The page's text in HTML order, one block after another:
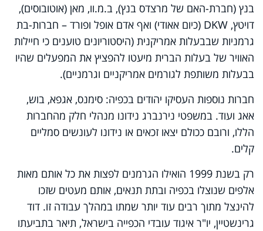
בנץ (חברת-האם של מרצדס בנץ), ב.מ.וו, מאן (אוטובוסים),
דויטץ, DKW (כיום אאודי) ואף אדם אופל ופורד – חברות-בת
גרמניות שבבעלות אמריקנית (היסטוריונים טוענים כי חיילות
האוויר של בעלות הברית מיעטו להפציץ את המפעלים שהיו
בבעלות משותפת לגורמים אמריקניים וגרמניים).
חברות נוספות העסיקו יהודים בכפיה: סימנס, אגפא, בוש,
אאג ועוד. במשפטי נירנברג נידונו מנהלי חלק מהחברות
הללו, ורובם ככולם יצאו זכאים או נידונו לעונשים סמליים
קלים.
רק בשנת 1999 הואילו הגרמנים לפצות את כל אותם מאות
אלפים שנוצלו בכפיה ובתת תנאים, אותם מעטים שזכו
להינצל מתוך רבים עוד יותר שמתו במהלך עבודה זו. דוד
גרינשטיין, יו"ר איגוד עובדי הכפייה בישראל, תיאר בתביעתו